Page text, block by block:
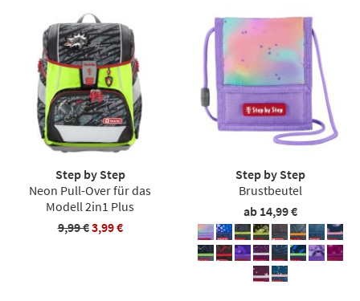
Step by Step
Neon Pull-Over für das
Modell 2in1 Plus
9,99 €3,99 €
Step by Step
Brustbeutel
ab 14,99 €